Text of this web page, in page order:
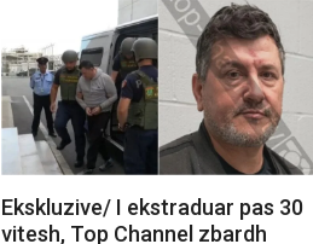
Ekskluzive/ I ekstraduar pas 30
vitesh, Top Channel zbardh